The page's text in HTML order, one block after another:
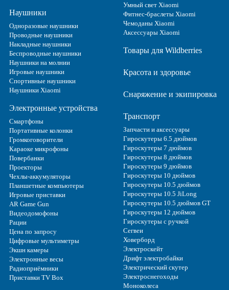
Наушники
Одноразовые наушники
Проводные наушники
Накладные наушники
Беспроводные наушники
Наушники на молнии
Игровые наушники
Спортивные наушники
Наушники Xiaomi
Электронные устройства
Смартфоны
Портативные колонки
Громкоговорители
Караоке микрофоны
Повербанки
Проекторы
Чехлы-аккумуляторы
Планшетные компьютеры
Игровые приставки
AR Game Gun
Видеодомофоны
Рации
Цена по запросу
Цифровые мультиметры
Экшн камеры
Электронные весы
Радиоприёмники
Приставки TV Box
Умный свет Xiaomi
Фитнес-браслеты Xiaomi
Чемоданы Xiaomi
Аксессуары Xiaomi
Товары для Wildberries
Красота и здоровье
Снаряжение и экипировка
Транспорт
Запчасти и аксессуары
Гироскутеры 6.5 дюймов
Гироскутеры 7 дюймов
Гироскутеры 8 дюймов
Гироскутеры 9 дюймов
Гироскутеры 10 дюймов
Гироскутеры 10.5 дюймов
Гироскутеры 10.5 JiLong
Гироскутеры 10.5 дюймов GT
Гироскутеры 12 дюймов
Гироскутеры с ручкой
Сегвеи
Ховерборд
Электроскейт
Дрифт электробайки
Электрический скутер
Электроснегоходы
Моноколеса